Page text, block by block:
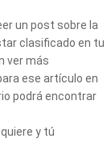
un post sobre la
clasificado en tu
ver más
ese artículo en
podrá encontrar
y tú